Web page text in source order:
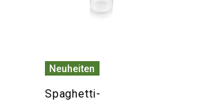
Neuheiten
Spaghetti-